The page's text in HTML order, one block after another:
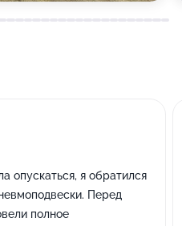
опускаться, я обратился
Перед
полное